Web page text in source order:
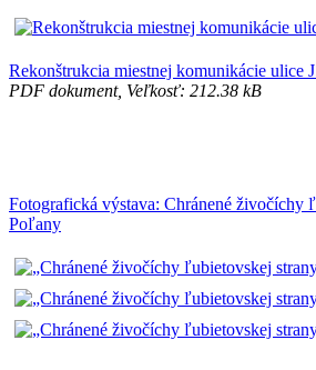
Rekonštrukcia miestnej komunikácie ulice
PDF dokument, Veľkosť: 212.38 kB
Fotografická výstava: Chránené živočíchy
Poľany